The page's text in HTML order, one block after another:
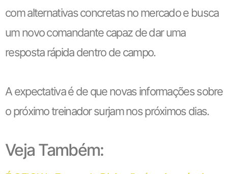
com alternativas concretas no mercado e busca
um novo comandante capaz de dar uma
resposta rápida dentro de campo.
A expectativa é de que novas informações sobre
o próximo treinador surjam nos próximos dias.
Veja Também: